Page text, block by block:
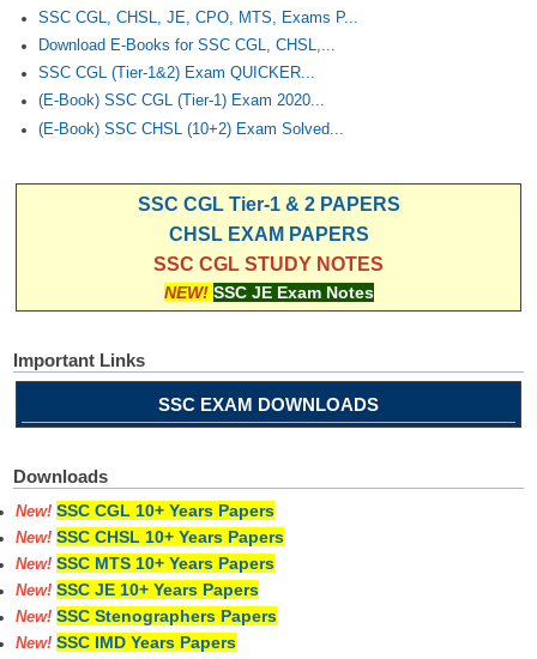
MTS Exam Syllabus
MTS Study Notes
मल्टीटास्किंग : Hindi Notes
SSC CGL, CHSL, JE, CPO, MTS, Exams P...
Download E-Books for SSC CGL, CHSL,...
SSC CGL (Tier-1&2) Exam QUICKER...
(E-Book) SSC CGL (Tier-1) Exam 2020...
(E-Book) SSC CHSL (10+2) Exam Solved...
SSC CGL Tier-1 & 2 PAPERS
CHSL EXAM PAPERS
SSC CGL STUDY NOTES
NEW! SSC JE Exam Notes
Important Links
SSC EXAM DOWNLOADS
Downloads
New! SSC CGL 10+ Years Papers
New! SSC CHSL 10+ Years Papers
New! SSC MTS 10+ Years Papers
New! SSC JE 10+ Years Papers
New! SSC Stenographers Papers
New! SSC IMD Years Papers